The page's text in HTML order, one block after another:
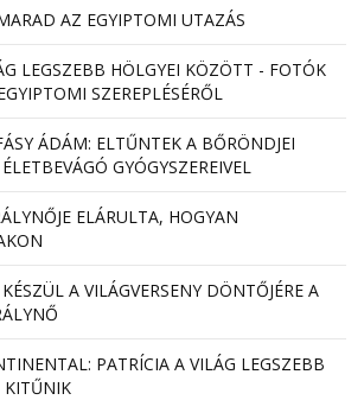
AZ EGYIPTOMI UTAZÁS
LEGSZEBB HÖLGYEI KÖZÖTT - FOTÓK
SZEREPLÉSÉRŐL
ÁDÁM: ELTŰNTEK A BŐRÖNDJEI
GYÓGYSZEREIVEL
ELÁRULTA, HOGYAN
A VILÁGVERSENY DÖNTŐJÉRE A
PATRÍCIA A VILÁG LEGSZEBB
KITŰNIK